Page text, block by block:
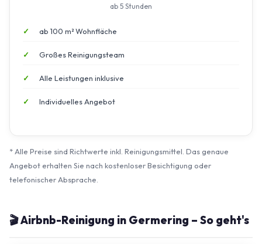
ab 5 Stunden
ab 100 m² Wohnfläche
Großes Reinigungsteam
Alle Leistungen inklusive
Individuelles Angebot
* Alle Preise sind Richtwerte inkl. Reinigungsmittel. Das genaue
Angebot erhalten Sie nach kostenloser Besichtigung oder
telefonischer Absprache.
🎬 Airbnb-Reinigung in Germering – So geht's